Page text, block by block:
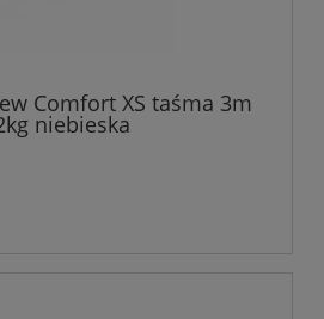
Comfort XS taśma 3m
niebieska